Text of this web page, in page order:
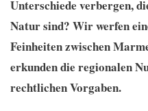
Unterschiede verbergen,
Natur sind? Wir werfen
Feinheiten zwischen
erkunden die regionalen
rechtlichen Vorgaben.